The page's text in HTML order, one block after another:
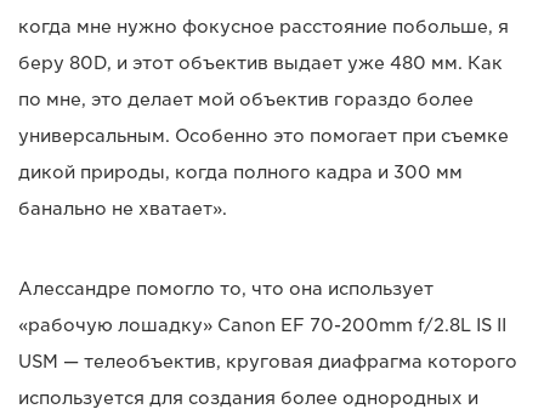
когда мне нужно фокусное расстояние побольше, я
беру 80D, и этот объектив выдает уже 480 мм. Как
по мне, это делает мой объектив гораздо более
универсальным. Особенно это помогает при съемке
дикой природы, когда полного кадра и 300 мм
банально не хватает».
Алессандре помогло то, что она использует
«рабочую лошадку» Canon EF 70-200mm f/2.8L IS II
USM — телеобъектив, круговая диафрагма которого
используется для создания более однородных и